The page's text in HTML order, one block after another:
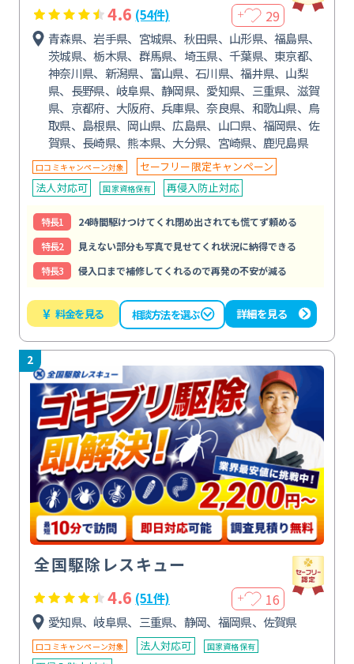
4.6 (54件) ＋ 29
青森県、岩手県、宮城県、秋田県、山形県、福島県、
茨城県、栃木県、群馬県、埼玉県、千葉県、東京都、
神奈川県、新潟県、富山県、石川県、福井県、山梨
県、長野県、岐阜県、静岡県、愛知県、三重県、滋賀
県、京都府、大阪府、兵庫県、奈良県、和歌山県、鳥
取県、島根県、岡山県、広島県、山口県、福岡県、佐
賀県、長崎県、熊本県、大分県、宮崎県、鹿児島県
口コミキャンペーン対象
セーフリー限定キャンペーン
法人対応可
国家資格保有 再侵入防止対応
特⻑1
24時間駆けつけてくれ閉め出されても慌てず頼める
特⻑2
見えない部分も写真で見せてくれ状況に納得できる
特⻑3
侵入口まで補修してくれるので再発の不安が減る
¥ 料金を見る 相談方法を選ぶ 詳細を見る
2
全国駆除レスキュー
4.6 (51件) ＋ 16
愛知県、岐阜県、三重県、静岡、福岡県、佐賀県
口コミキャンペーン対象 法人対応可 国家資格保有